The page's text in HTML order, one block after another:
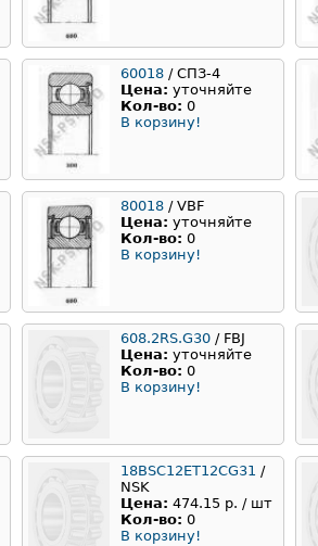
60018 / СПЗ-4
Цена: уточняйте
Кол-во: 0
В корзину!
80018 / VBF
Цена: уточняйте
Кол-во: 0
В корзину!
608.2RS.G30 / FBJ
Цена: уточняйте
Кол-во: 0
В корзину!
18BSC12ET12CG31 /
NSK
Цена: 474.15 р. / шт
Кол-во: 0
В корзину!